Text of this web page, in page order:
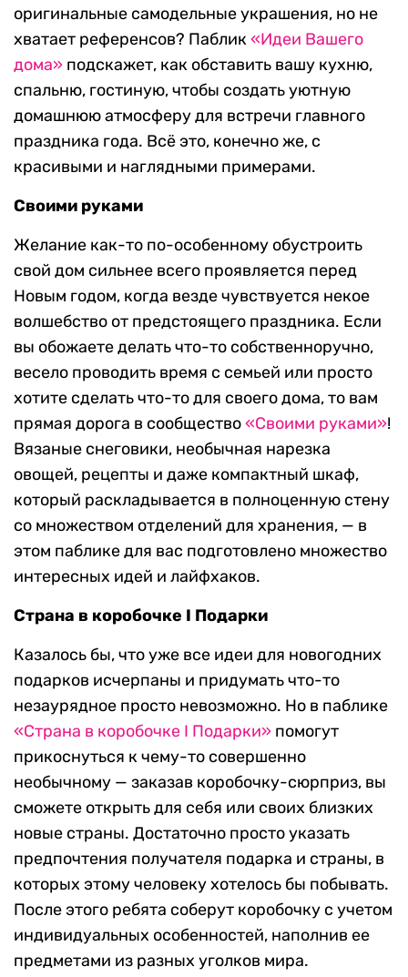
оригинальные самодельные украшения, но не
хватает референсов? Паблик«Идеи Вашего
дома» подскажет, как обставить вашу кухню,
спальню, гостиную, чтобы создать уютную
домашнюю атмосферу для встречи главного
праздника года. Всё это, конечно же, с
красивыми и наглядными примерами.
Своими руками
Желание как-то по-особенному обустроить
свой дом сильнее всего проявляется перед
Новым годом, когда везде чувствуется некое
волшебство от предстоящего праздника. Если
вы обожаете делать что-то собственноручно,
весело проводить время с семьей или просто
хотите сделать что-то для своего дома, то вам
прямая дорога в сообщество«Своими руками»!
Вязаные снеговики, необычная нарезка
овощей, рецепты и даже компактный шкаф,
который раскладывается в полноценную стену
со множеством отделений для хранения, — в
этом паблике для вас подготовлено множество
интересных идей и лайфхаков.
Страна в коробочке I Подарки
Казалось бы, что уже все идеи для новогодних
подарков исчерпаны и придумать что-то
незаурядное просто невозможно. Но в паблике
«Страна в коробочке I Подарки» помогут
прикоснуться к чему-то совершенно
необычному — заказав коробочку-сюрприз, вы
сможете открыть для себя или своих близких
новые страны. Достаточно просто указать
предпочтения получателя подарка и страны, в
которых этому человеку хотелось бы побывать.
После этого ребята соберут коробочку с учетом
индивидуальных особенностей, наполнив ее
предметами из разных уголков мира.